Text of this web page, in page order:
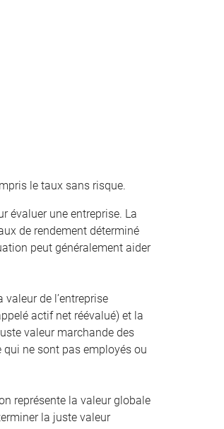
le taux sans risque.
évaluer une entreprise. La
de rendement déterminé
peut généralement aider
de l’entreprise
actif net réévalué) et la
valeur marchande des
qui ne sont pas employés ou
représente la valeur globale
la juste valeur